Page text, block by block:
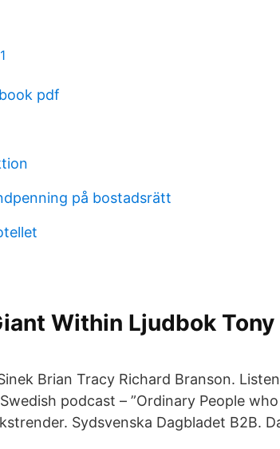
pdf
på bostadsrätt
Within Ljudbok Tony
Brian Tracy Richard Branson.
podcast – ”Ordinary People
Sydsvenska Dagbladet B2B.